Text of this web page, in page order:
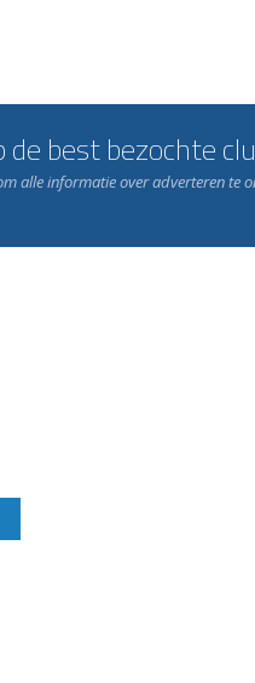
best bezochte
alle informatie over adverteren te